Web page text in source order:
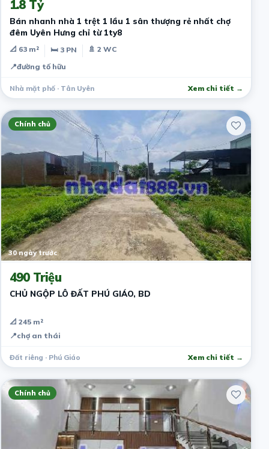
1.8 Tỷ
Bán nhanh nhà 1 trệt 1 lầu 1 sân thượng rẻ nhất chợ
đêm Uyên Hưng chỉ từ 1ty8
📐 63 m² 🛏 3 PN
🚿 2 WC
📍đường tố hữu
Nhà mặt phố · Tân Uyên Xem chi tiết →
Chính chủ
30 ngày trước
490 Triệu
CHỦ NGỘP LÔ ĐẤT PHÚ GIÁO, BD
📐 245 m²
📍chợ an thái
Đất riêng · Phú Giáo Xem chi tiết →
Chính chủ